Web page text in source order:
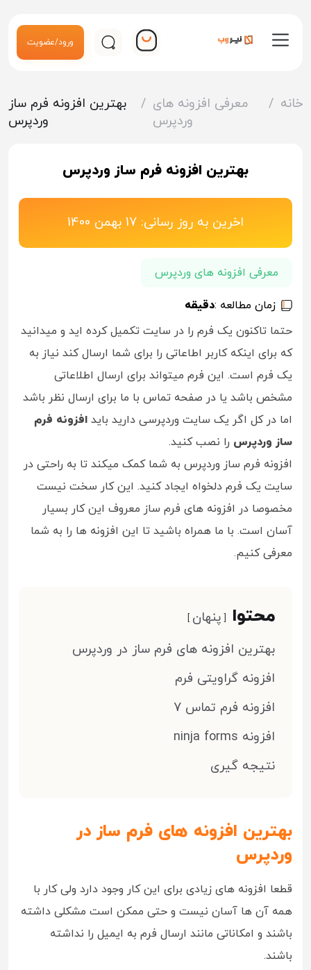
ورود/عضویت
خانه /
معرفی افزونه های
وردپرس
/
بهترین افزونه فرم ساز
وردپرس
بهترین افزونه فرم ساز وردپرس
اخرین به روز رسانی: 17 بهمن 1400
معرفی افزونه های وردپرس
زمان مطالعه :دقیقه
حتما تاکنون یک فرم را در سایت تکمیل کرده اید و میدانید
که برای اینکه کاربر اطاعاتی را برای شما ارسال کند نیاز به
یک فرم است. این فرم میتواند برای ارسال اطلاعاتی
مشخص باشد یا در صفحه تماس با ما برای ارسال نظر باشد
اما در کل اگر یک سایت وردپرسی دارید باید افزونه فرم
ساز وردپرس را نصب کنید.
افزونه فرم ساز وردپرس به شما کمک میکند تا به راحتی در
سایت یک فرم دلخواه ایجاد کنید. این کار سخت نیست
مخصوصا در افزونه های فرم ساز معروف این کار بسیار
آسان است. با ما همراه باشید تا این افزونه ها را به شما
معرفی کنیم.
محتوا
پنهان
بهترین افزونه های فرم ساز در وردپرس
افزونه گراویتی فرم
افزونه فرم تماس 7
افزونه ninja forms
نتیجه گیری
بهترین افزونه های فرم ساز در
وردپرس
قطعا افزونه های زیادی برای این کار وجود دارد ولی کار با
همه آن ها آسان نیست و حتی ممکن است مشکلی داشته
باشند و امکاناتی مانند ارسال فرم به ایمیل را نداشته
باشند.